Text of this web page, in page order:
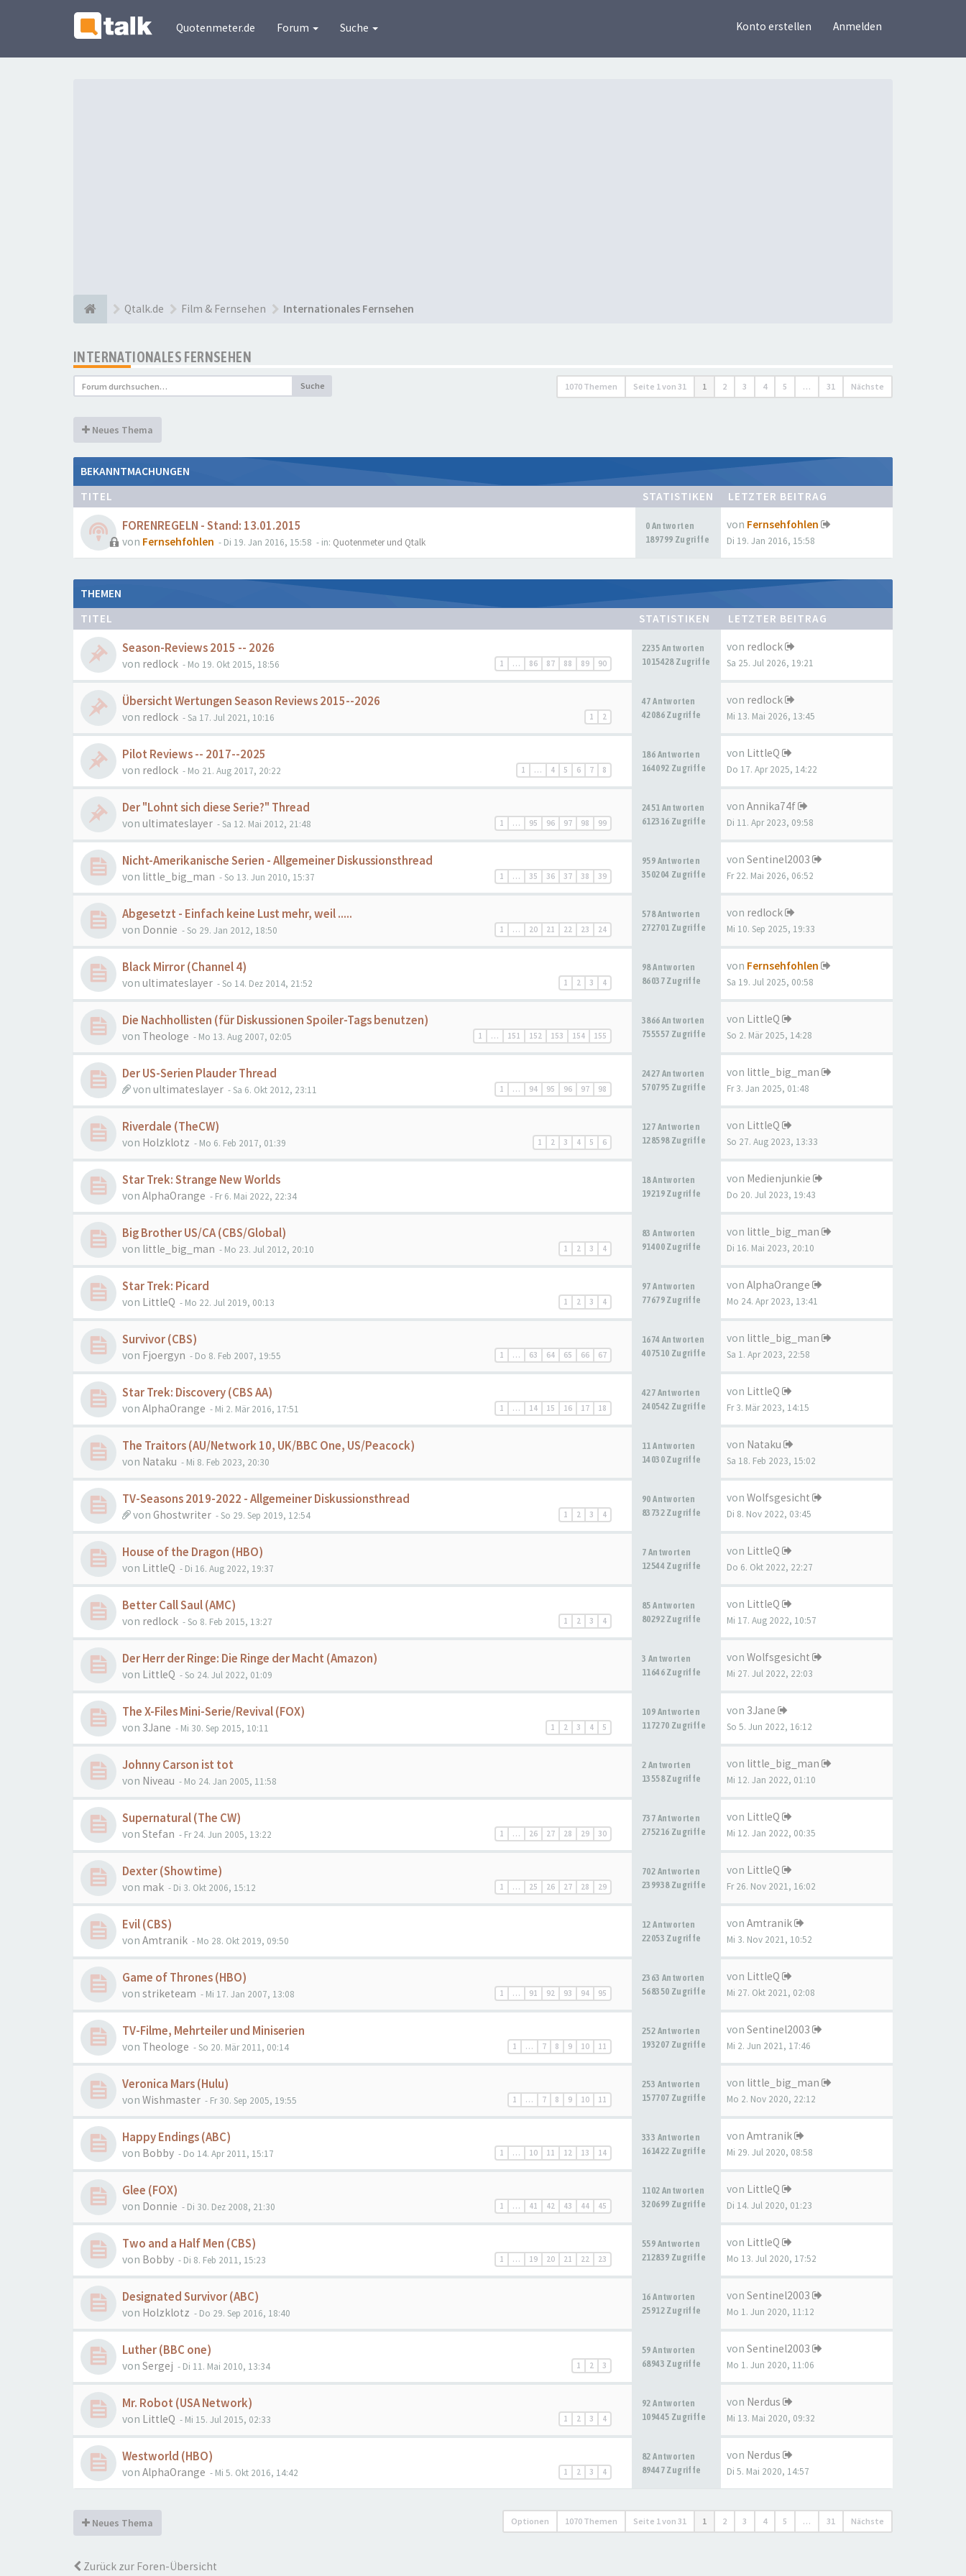
Quotenmeter.de Forum Suche Konto erstellen Anmelden
Qtalk.de Film & Fernsehen Internationales Fernsehen
INTERNATIONALES FERNSEHEN
Suche 1070 Themen Seite 1von 31 1 2 3 4 5 … 31 Nächste
Neues Thema
BEKANNTMACHUNGEN
TITEL
STATISTIKEN LETZTER BEITRAG
FORENREGELN - Stand: 13.01.2015
von Fernsehfohlen - Di 19. Jan 2016, 15:58 - in: Quotenmeter und Qtalk
0 Antworten
189799 Zugriffe
von Fernsehfohlen
Di 19. Jan 2016, 15:58
THEMEN
TITEL
STATISTIKEN LETZTER BEITRAG
Season-Reviews 2015 -- 2026
1 … 86 87 88 89 90
von redlock - Mo 19. Okt 2015, 18:56
2235 Antworten
1015428 Zugriffe
von redlock
Sa 25. Jul 2026, 19:21
Übersicht Wertungen Season Reviews 2015--2026
1 2
von redlock - Sa 17. Jul 2021, 10:16
47 Antworten
42086 Zugriffe
von redlock
Mi 13. Mai 2026, 13:45
Pilot Reviews -- 2017--2025
1 … 4 5 6 7 8
von redlock - Mo 21. Aug 2017, 20:22
186 Antworten
164092 Zugriffe
von LittleQ
Do 17. Apr 2025, 14:22
Der "Lohnt sich diese Serie?" Thread
1 … 95 96 97 98 99
von ultimateslayer - Sa 12. Mai 2012, 21:48
2451 Antworten
612316 Zugriffe
von Annika74f
Di 11. Apr 2023, 09:58
Nicht-Amerikanische Serien - Allgemeiner Diskussionsthread
1 … 35 36 37 38 39
von little_big_man - So 13. Jun 2010, 15:37
959 Antworten
350204 Zugriffe
von Sentinel2003
Fr 22. Mai 2026, 06:52
Abgesetzt - Einfach keine Lust mehr, weil .....
1 … 20 21 22 23 24
von Donnie - So 29. Jan 2012, 18:50
578 Antworten
272701 Zugriffe
von redlock
Mi 10. Sep 2025, 19:33
Black Mirror (Channel 4)
1 2 3 4
von ultimateslayer - So 14. Dez 2014, 21:52
98 Antworten
86037 Zugriffe
von Fernsehfohlen
Sa 19. Jul 2025, 00:58
Die Nachhollisten (für Diskussionen Spoiler-Tags benutzen)
1 … 151 152 153 154 155
von Theologe - Mo 13. Aug 2007, 02:05
3866 Antworten
755557 Zugriffe
von LittleQ
So 2. Mär 2025, 14:28
Der US-Serien Plauder Thread
1 … 94 95 96 97 98
von ultimateslayer - Sa 6. Okt 2012, 23:11
2427 Antworten
570795 Zugriffe
von little_big_man
Fr 3. Jan 2025, 01:48
Riverdale (TheCW)
1 2 3 4 5 6
von Holzklotz - Mo 6. Feb 2017, 01:39
127 Antworten
128598 Zugriffe
von LittleQ
So 27. Aug 2023, 13:33
Star Trek: Strange New Worlds
von AlphaOrange - Fr 6. Mai 2022, 22:34
18 Antworten
19219 Zugriffe
von Medienjunkie
Do 20. Jul 2023, 19:43
Big Brother US/CA (CBS/Global)
1 2 3 4
von little_big_man - Mo 23. Jul 2012, 20:10
83 Antworten
91400 Zugriffe
von little_big_man
Di 16. Mai 2023, 20:10
Star Trek: Picard
1 2 3 4
von LittleQ - Mo 22. Jul 2019, 00:13
97 Antworten
77679 Zugriffe
von AlphaOrange
Mo 24. Apr 2023, 13:41
Survivor (CBS)
1 … 63 64 65 66 67
von Fjoergyn - Do 8. Feb 2007, 19:55
1674 Antworten
407510 Zugriffe
von little_big_man
Sa 1. Apr 2023, 22:58
Star Trek: Discovery (CBS AA)
1 … 14 15 16 17 18
von AlphaOrange - Mi 2. Mär 2016, 17:51
427 Antworten
240542 Zugriffe
von LittleQ
Fr 3. Mär 2023, 14:15
The Traitors (AU/Network 10, UK/BBC One, US/Peacock)
von Nataku - Mi 8. Feb 2023, 20:30
11 Antworten
14030 Zugriffe
von Nataku
Sa 18. Feb 2023, 15:02
TV-Seasons 2019-2022 - Allgemeiner Diskussionsthread
1 2 3 4
von Ghostwriter - So 29. Sep 2019, 12:54
90 Antworten
83732 Zugriffe
von Wolfsgesicht
Di 8. Nov 2022, 03:45
House of the Dragon (HBO)
von LittleQ - Di 16. Aug 2022, 19:37
7 Antworten
12544 Zugriffe
von LittleQ
Do 6. Okt 2022, 22:27
Better Call Saul (AMC)
1 2 3 4
von redlock - So 8. Feb 2015, 13:27
85 Antworten
80292 Zugriffe
von LittleQ
Mi 17. Aug 2022, 10:57
Der Herr der Ringe: Die Ringe der Macht (Amazon)
von LittleQ - So 24. Jul 2022, 01:09
3 Antworten
11646 Zugriffe
von Wolfsgesicht
Mi 27. Jul 2022, 22:03
The X-Files Mini-Serie/Revival (FOX)
1 2 3 4 5
von 3Jane - Mi 30. Sep 2015, 10:11
109 Antworten
117270 Zugriffe
von 3Jane
So 5. Jun 2022, 16:12
Johnny Carson ist tot
von Niveau - Mo 24. Jan 2005, 11:58
2 Antworten
13558 Zugriffe
von little_big_man
Mi 12. Jan 2022, 01:10
Supernatural (The CW)
1 … 26 27 28 29 30
von Stefan - Fr 24. Jun 2005, 13:22
737 Antworten
275216 Zugriffe
von LittleQ
Mi 12. Jan 2022, 00:35
Dexter (Showtime)
1 … 25 26 27 28 29
von mak - Di 3. Okt 2006, 15:12
702 Antworten
239938 Zugriffe
von LittleQ
Fr 26. Nov 2021, 16:02
Evil (CBS)
von Amtranik - Mo 28. Okt 2019, 09:50
12 Antworten
22053 Zugriffe
von Amtranik
Mi 3. Nov 2021, 10:52
Game of Thrones (HBO)
1 … 91 92 93 94 95
von striketeam - Mi 17. Jan 2007, 13:08
2363 Antworten
568350 Zugriffe
von LittleQ
Mi 27. Okt 2021, 02:08
TV-Filme, Mehrteiler und Miniserien
1 … 7 8 9 10 11
von Theologe - So 20. Mär 2011, 00:14
252 Antworten
193207 Zugriffe
von Sentinel2003
Mi 2. Jun 2021, 17:46
Veronica Mars (Hulu)
1 … 7 8 9 10 11
von Wishmaster - Fr 30. Sep 2005, 19:55
253 Antworten
157707 Zugriffe
von little_big_man
Mo 2. Nov 2020, 22:12
Happy Endings (ABC)
1 … 10 11 12 13 14
von Bobby - Do 14. Apr 2011, 15:17
333 Antworten
161422 Zugriffe
von Amtranik
Mi 29. Jul 2020, 08:58
Glee (FOX)
1 … 41 42 43 44 45
von Donnie - Di 30. Dez 2008, 21:30
1102 Antworten
320699 Zugriffe
von LittleQ
Di 14. Jul 2020, 01:23
Two and a Half Men (CBS)
1 … 19 20 21 22 23
von Bobby - Di 8. Feb 2011, 15:23
559 Antworten
212839 Zugriffe
von LittleQ
Mo 13. Jul 2020, 17:52
Designated Survivor (ABC)
von Holzklotz - Do 29. Sep 2016, 18:40
16 Antworten
25912 Zugriffe
von Sentinel2003
Mo 1. Jun 2020, 11:12
Luther (BBC one)
1 2 3
von Sergej - Di 11. Mai 2010, 13:34
59 Antworten
68943 Zugriffe
von Sentinel2003
Mo 1. Jun 2020, 11:06
Mr. Robot (USA Network)
1 2 3 4
von LittleQ - Mi 15. Jul 2015, 02:33
92 Antworten
109445 Zugriffe
von Nerdus
Mi 13. Mai 2020, 09:32
Westworld (HBO)
1 2 3 4
von AlphaOrange - Mi 5. Okt 2016, 14:42
82 Antworten
89447 Zugriffe
von Nerdus
Di 5. Mai 2020, 14:57
Neues Thema Optionen 1070 Themen Seite 1von 31 1 2 3 4 5 … 31 Nächste
Zurück zur Foren-Übersicht